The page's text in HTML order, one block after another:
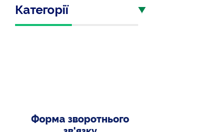
Категорії
Форма зворотнього